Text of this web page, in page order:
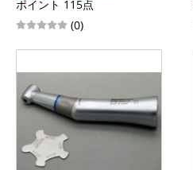
ポイント 115点
(0)